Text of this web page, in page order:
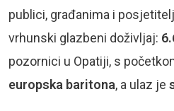
publici, građanima i
vrhunski glazbeni doživljaj:
pozornici u Opatiji, s
europska baritona, a ulaz je